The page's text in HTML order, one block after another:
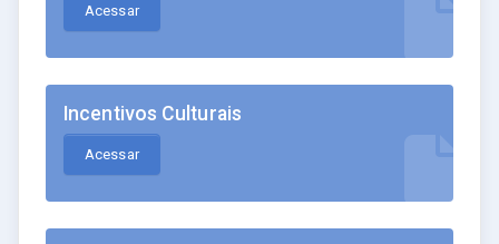
Acessar
Incentivos Culturais
Acessar